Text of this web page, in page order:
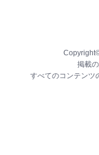
掲載
すべてのコンテンツ